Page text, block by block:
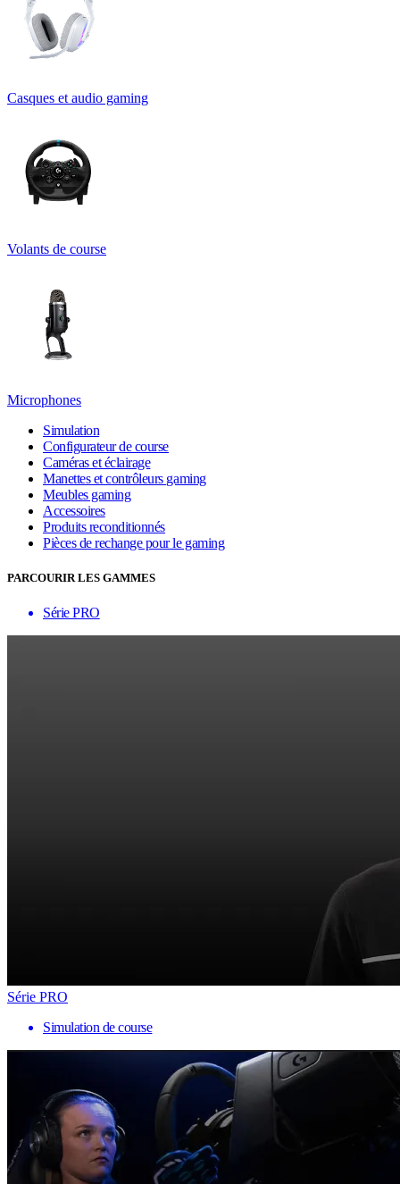
Casques et audio gaming
Volants de course
Microphones
Simulation
Configurateur de course
Caméras et éclairage
Manettes et contrôleurs gaming
Meubles gaming
Accessoires
Produits reconditionnés
Pièces de rechange pour le gaming
PARCOURIR LES GAMMES
Série PRO
Série PRO
Simulation de course